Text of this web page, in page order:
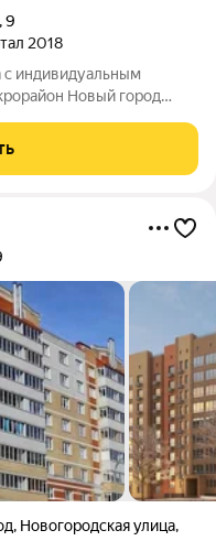
,9
2018
с индивидуальным
Новый город
с балконом 34,6 кв м.
и
, Новогородская улица,